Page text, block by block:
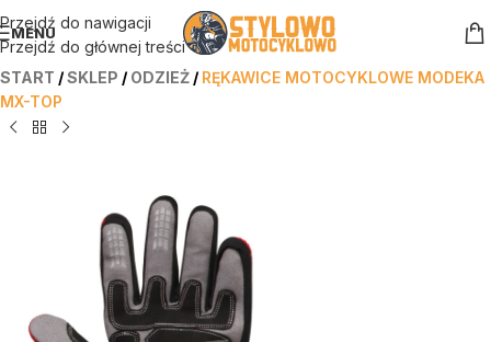
Przejdź do nawigacji
Przejdź do głównej treści
MENU
START /SKLEP / ODZIEŻ / RĘKAWICE MOTOCYKLOWE MODEKA
MX-TOP